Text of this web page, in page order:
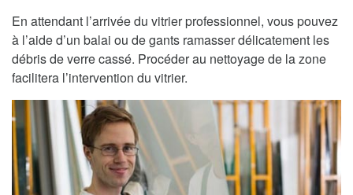
En attendant l’arrivée du vitrier professionnel, vous pouvez
à l’aide d’un balai ou de gants ramasser délicatement les
débris de verre cassé. Procéder au nettoyage de la zone
facilitera l’intervention du vitrier.